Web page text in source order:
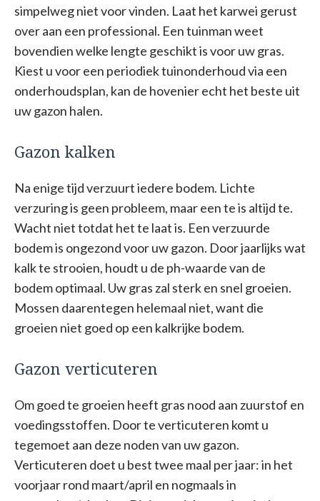
simpelweg niet voor vinden. Laat het karwei gerust
over aan een professional. Een tuinman weet
bovendien welke lengte geschikt is voor uw gras.
Kiest u voor een periodiek tuinonderhoud via een
onderhoudsplan, kan de hovenier echt het beste uit
uw gazon halen.
Gazon kalken
Na enige tijd verzuurt iedere bodem. Lichte
verzuring is geen probleem, maar een te is altijd te.
Wacht niet totdat het te laat is. Een verzuurde
bodem is ongezond voor uw gazon. Door jaarlijks wat
kalk te strooien, houdt u de ph-waarde van de
bodem optimaal. Uw gras zal sterk en snel groeien.
Mossen daarentegen helemaal niet, want die
groeien niet goed op een kalkrijke bodem.
Gazon verticuteren
Om goed te groeien heeft gras nood aan zuurstof en
voedingsstoffen. Door te verticuteren komt u
tegemoet aan deze noden van uw gazon.
Verticuteren doet u best twee maal per jaar: in het
voorjaar rond maart/april en nogmaals in